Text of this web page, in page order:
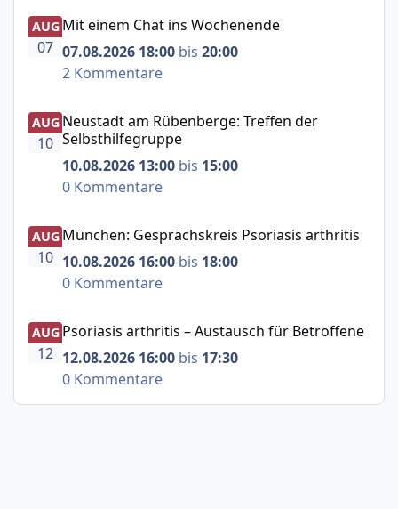
Mit einem Chat ins Wochenende
AUG
07
Mit einem Chat ins Wochenende
07.08.2026 18:00 bis 20:00
2 Kommentare
Neustadt am Rübenberge: Treffen der Selbsthilfegruppe
AUG
10
Neustadt am Rübenberge: Treffen der
Selbsthilfegruppe
10.08.2026 13:00 bis 15:00
0 Kommentare
München: Gesprächskreis Psoriasis arthritis
AUG
10
München: Gesprächskreis Psoriasis arthritis
10.08.2026 16:00 bis 18:00
0 Kommentare
Psoriasis arthritis – Austausch für Betroffene
AUG
12
Psoriasis arthritis – Austausch für Betroffene
12.08.2026 16:00 bis 17:30
0 Kommentare